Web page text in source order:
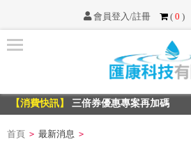
會員登入/註冊 ( 0 )
首
頁
新
息
三倍券優惠專案再加碼
【消費快訊】
三倍券優惠專案再加碼
首頁 > 最新消息 >